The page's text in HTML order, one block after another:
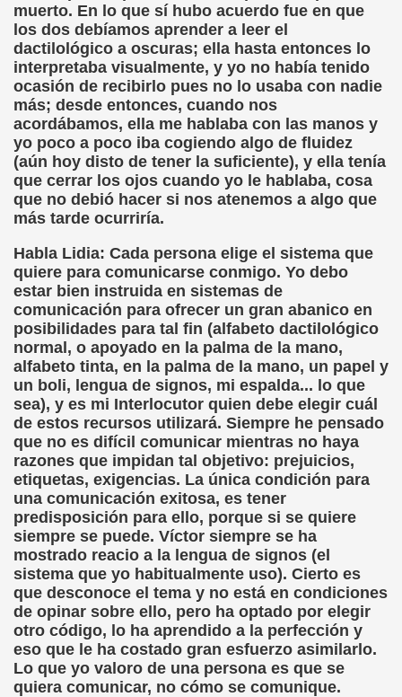
muerto. En lo que sí hubo acuerdo fue en que
los dos debíamos aprender a leer el
dactilológico a oscuras; ella hasta entonces lo
interpretaba visualmente, y yo no había tenido
ocasión de recibirlo pues no lo usaba con nadie
más; desde entonces, cuando nos
acordábamos, ella me hablaba con las manos y
yo poco a poco iba cogiendo algo de fluidez
(aún hoy disto de tener la suficiente), y ella tenía
que cerrar los ojos cuando yo le hablaba, cosa
que no debió hacer si nos atenemos a algo que
más tarde ocurriría.
Habla Lidia: Cada persona elige el sistema que
quiere para comunicarse conmigo. Yo debo
estar bien instruida en sistemas de
comunicación para ofrecer un gran abanico en
posibilidades para tal fin (alfabeto dactilológico
normal, o apoyado en la palma de la mano,
alfabeto tinta, en la palma de la mano, un papel y
un boli, lengua de signos, mi espalda... lo que
sea), y es mi Interlocutor quien debe elegir cuál
de estos recursos utilizará. Siempre he pensado
que no es difícil comunicar mientras no haya
razones que impidan tal objetivo: prejuicios,
etiquetas, exigencias. La única condición para
una comunicación exitosa, es tener
predisposición para ello, porque si se quiere
siempre se puede. Víctor siempre se ha
mostrado reacio a la lengua de signos (el
sistema que yo habitualmente uso). Cierto es
que desconoce el tema y no está en condiciones
de opinar sobre ello, pero ha optado por elegir
otro código, lo ha aprendido a la perfección y
eso que le ha costado gran esfuerzo asimilarlo.
Lo que yo valoro de una persona es que se
quiera comunicar, no cómo se comunique.